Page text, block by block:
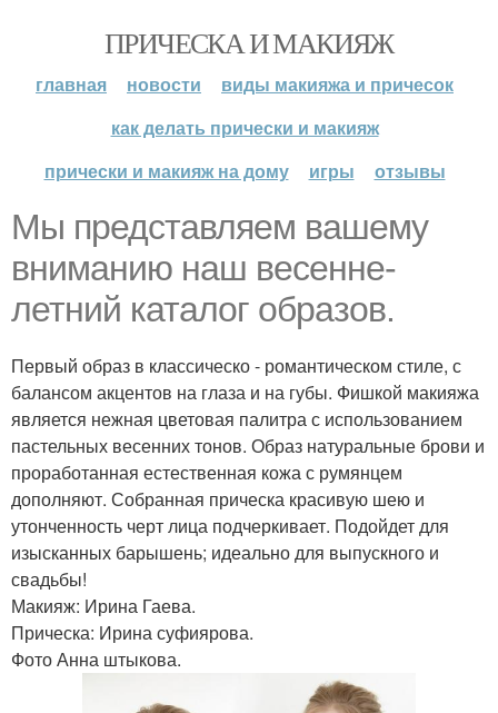
ПРИЧЕСКА И МАКИЯЖ
главная новости
виды макияжа и причесок
как делать прически и макияж
прически и макияж на дому
игры отзывы
Мы представляем вашему
вниманию наш весенне-
летний каталог образов.
Первый образ в классическо - романтическом стиле, с
балансом акцентов на глаза и на губы. Фишкой макияжа
является нежная цветовая палитра с использованием
пастельных весенних тонов. Образ натуральные брови и
проработанная естественная кожа с румянцем
дополняют. Собранная прическа красивую шею и
утонченность черт лица подчеркивает. Подойдет для
изысканных барышень; идеально для выпускного и
свадьбы!
Макияж: Ирина Гаева.
Прическа: Ирина суфиярова.
Фото Анна штыкова.